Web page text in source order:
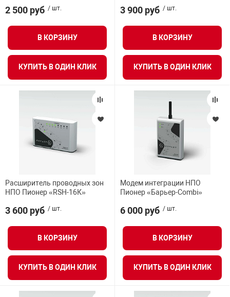
2 500 руб / шт.
В КОРЗИНУ
КУПИТЬ В ОДИН КЛИК
3 900 руб / шт.
В КОРЗИНУ
КУПИТЬ В ОДИН КЛИК
Расширитель проводных зон
НПО Пионер «RSH-16К»
3 600 руб / шт.
В КОРЗИНУ
КУПИТЬ В ОДИН КЛИК
Модем интеграции НПО
Пионер «Барьер-Combi»
6 000 руб / шт.
В КОРЗИНУ
КУПИТЬ В ОДИН КЛИК